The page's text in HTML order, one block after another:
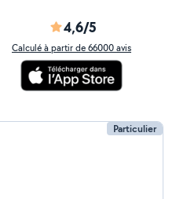
4,6/5
Calculé à partir de 66000 avis
Particulier